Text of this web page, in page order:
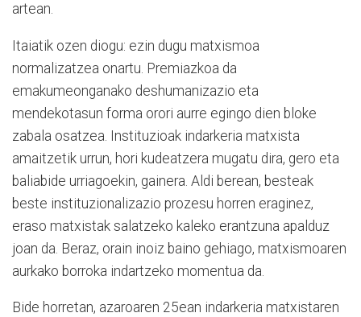
artean.
Itaiatik ozen diogu: ezin dugu matxismoa
normalizatzea onartu. Premiazkoa da
emakumeonganako deshumanizazio eta
mendekotasun forma orori aurre egingo dien bloke
zabala osatzea. Instituzioak indarkeria matxista
amaitzetik urrun, hori kudeatzera mugatu dira, gero eta
baliabide urriagoekin, gainera. Aldi berean, besteak
beste instituzionalizazio prozesu horren eraginez,
eraso matxistak salatzeko kaleko erantzuna apalduz
joan da. Beraz, orain inoiz baino gehiago, matxismoaren
aurkako borroka indartzeko momentua da.
Bide horretan, azaroaren 25ean indarkeria matxistaren